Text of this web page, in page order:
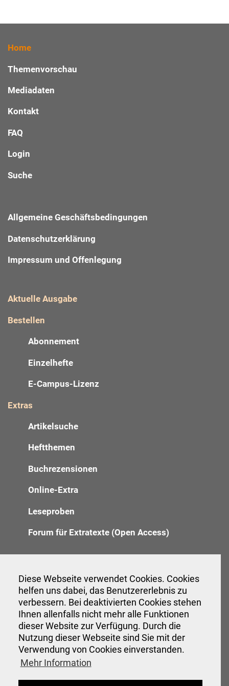
Diese Webseite verwendet Cookies. Cookies
helfen uns dabei, das Benutzererlebnis zu
verbessern. Bei deaktivierten Cookies stehen
Ihnen allenfalls nicht mehr alle Funktionen
dieser Website zur Verfügung. Durch die
Nutzung dieser Webseite sind Sie mit der
Verwendung von Cookies einverstanden.
Mehr Information
Home
Themenvorschau
Mediadaten
Kontakt
FAQ
Login
Suche
Allgemeine Geschäftsbedingungen
Datenschutzerklärung
Impressum und Offenlegung
Aktuelle Ausgabe
Bestellen
Abonnement
Einzelhefte
E-Campus-Lizenz
Extras
Artikelsuche
Heftthemen
Buchrezensionen
Online-Extra
Leseproben
Forum für Extratexte (Open Access)
Anzeigenannahme
Verwaltung
Veranstaltungen